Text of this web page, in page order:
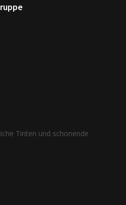
Tinten und schonende